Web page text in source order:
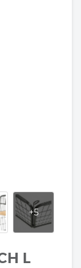
L